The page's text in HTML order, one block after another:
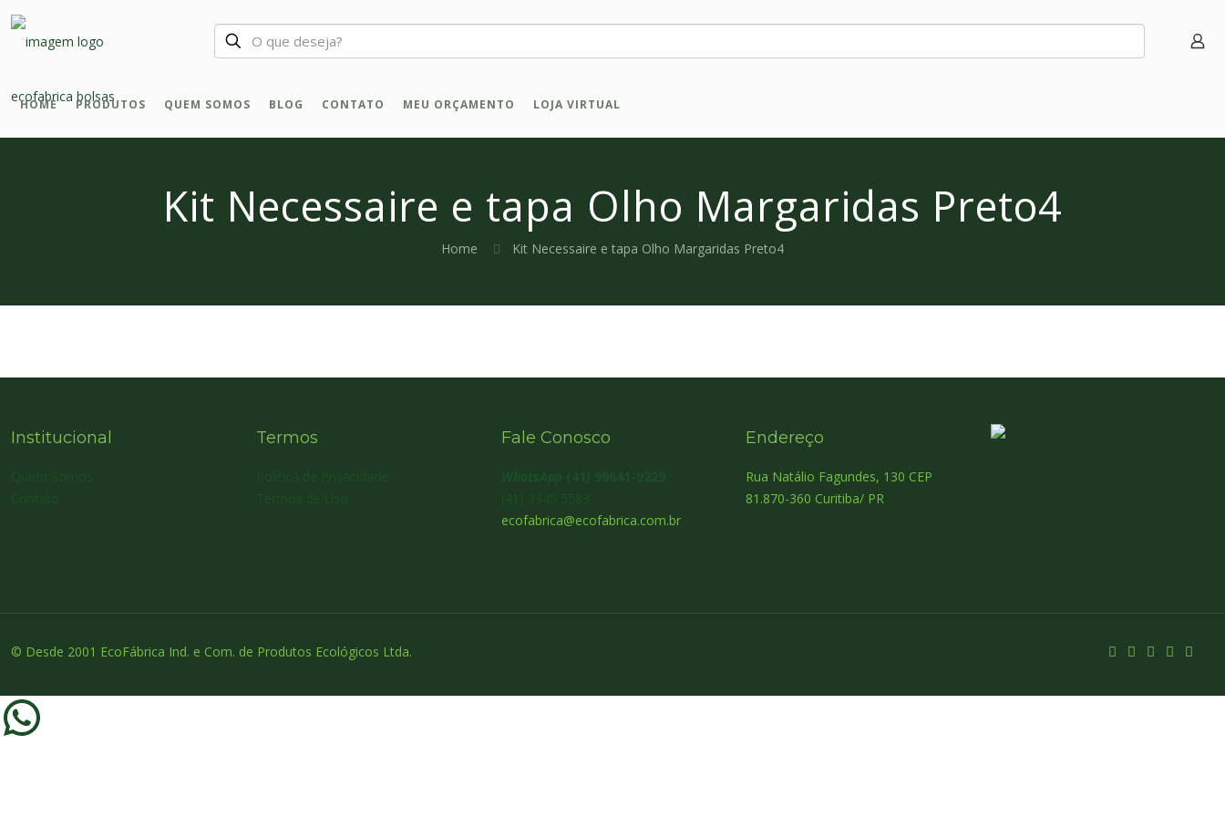
HOME PRODUTOS QUEM SOMOS BLOG CONTATO MEU ORÇAMENTO LOJA VIRTUAL
Kit Necessaire e tapa Olho Margaridas Preto4
Home Kit Necessaire e tapa Olho Margaridas Preto4
Institucional Termos Fale Conosco
ecofabrica@ecofabrica.com.br
Endereço
Rua Natálio Fagundes, 130 CEP
81.870-360 Curitiba/ PR
© Desde 2001 EcoFábrica Ind. e Com. de Produtos Ecológicos Ltda.